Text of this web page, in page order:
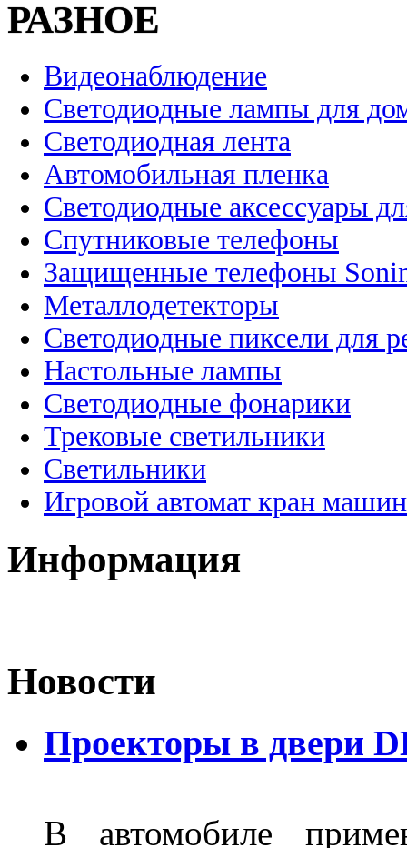
РАЗНОЕ
Видеонаблюдение
Светодиодные лампы для
Светодиодная лента
Автомобильная пленка
Светодиодные аксессуары
Спутниковые телефоны
Защищенные телефоны
Металлодетекторы
Светодиодные пиксели для
Настольные лампы
Светодиодные фонарики
Трековые светильники
Светильники
Игровой автомат кран
Информация
Новости
Проекторы в двери
В автомобиле